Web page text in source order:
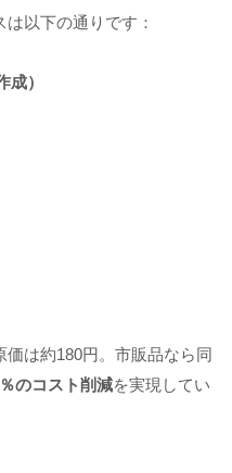
以下の通りです：
）
は約180円。市販品なら同
のコスト削減を実現してい